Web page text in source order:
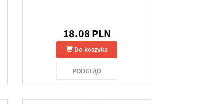
18.08 PLN
Do koszyka
PODGLĄD